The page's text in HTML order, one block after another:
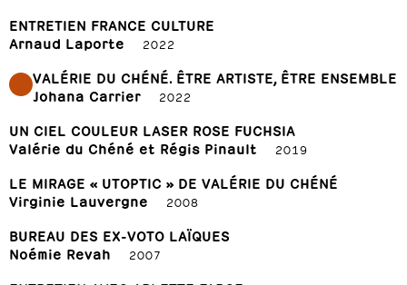
ENTRETIEN FRANCE CULTURE
Arnaud Laporte
2022
VALÉRIE DU CHÉNÉ. ÊTRE ARTISTE, ÊTRE ENSEMBLE
Johana Carrier
2022
UN CIEL COULEUR LASER ROSE FUCHSIA
Valérie du Chéné et Régis Pinault
2019
LE MIRAGE « UTOPTIC » DE VALÉRIE DU CHÉNÉ
Virginie Lauvergne
2008
BUREAU DES EX-VOTO LAÏQUES
Noémie Revah
2007